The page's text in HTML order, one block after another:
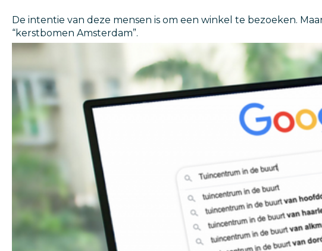
De intentie van deze mensen is om een winkel te bezoeken.
“kerstbomen Amsterdam”.